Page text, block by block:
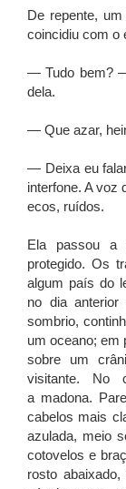
De repente,
coincidiu com o
— Tudo bem?
dela.
— Que azar,
— Deixa eu
interfone. A voz
ecos, ruídos.
Ela passou a
protegido. Os
algum país do
no dia
sombrio,
um oceano; em
sobre um
visitante. No
a madona.
cabelos mais
azulada, meio
cotovelos e
rosto